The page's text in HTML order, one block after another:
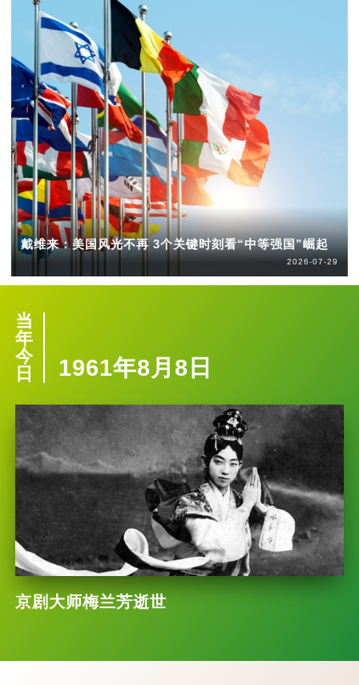
戴维来：美国风光不再 3个关键时刻看“中等强国”崛起
2026-07-29
当
年
今
日
1961年8月8日
京剧大师梅兰芳逝世